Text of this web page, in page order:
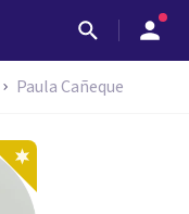
Paula Cañeque